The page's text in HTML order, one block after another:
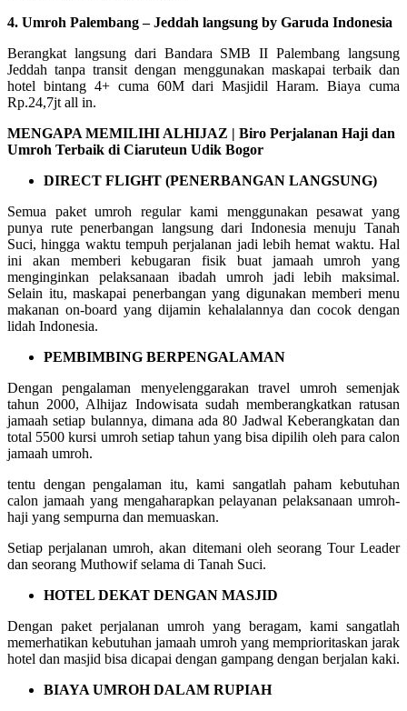
4. Umroh Palembang – Jeddah langsung by Garuda Indonesia
Berangkat langsung dari Bandara SMB II Palembang langsung
Jeddah tanpa transit dengan menggunakan maskapai terbaik dan
hotel bintang 4+ cuma 60M dari Masjidil Haram. Biaya cuma
Rp.24,7jt all in.
MENGAPA MEMILIHI ALHIJAZ | Biro Perjalanan Haji dan
Umroh Terbaik di Ciaruteun Udik Bogor
DIRECT FLIGHT (PENERBANGAN LANGSUNG)
Semua paket umroh regular kami menggunakan pesawat yang
punya rute penerbangan langsung dari Indonesia menuju Tanah
Suci, hingga waktu tempuh perjalanan jadi lebih hemat waktu. Hal
ini akan memberi kebugaran fisik buat jamaah umroh yang
menginginkan pelaksanaan ibadah umroh jadi lebih maksimal.
Selain itu, maskapai penerbangan yang digunakan memberi menu
makanan on-board yang dijamin kehalalannya dan cocok dengan
lidah Indonesia.
PEMBIMBING BERPENGALAMAN
Dengan pengalaman menyelenggarakan travel umroh semenjak
tahun 2000, Alhijaz Indowisata sudah memberangkatkan ratusan
jamaah setiap bulannya, dimana ada 80 Jadwal Keberangkatan dan
total 5500 kursi umroh setiap tahun yang bisa dipilih oleh para calon
jamaah umroh.
tentu dengan pengalaman itu, kami sangatlah paham kebutuhan
calon jamaah yang mengaharapkan pelayanan pelaksanaan umroh-
haji yang sempurna dan memuaskan.
Setiap perjalanan umroh, akan ditemani oleh seorang Tour Leader
dan seorang Muthowif selama di Tanah Suci.
HOTEL DEKAT DENGAN MASJID
Dengan paket perjalanan umroh yang beragam, kami sangatlah
memerhatikan kebutuhan jamaah umroh yang memprioritaskan jarak
hotel dan masjid bisa dicapai dengan gampang dengan berjalan kaki.
BIAYA UMROH DALAM RUPIAH